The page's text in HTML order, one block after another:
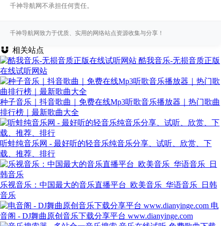
千神导航网不承担任何责任。
千神导航网致力于优质、实用的网络站点资源收集与分享！
相关站点
酷我音乐-无损音质正版
在线试听网站
种子音乐｜抖音歌曲｜免费在线Mp3听歌音乐播放器｜热门歌曲
排行榜｜最新歌曲大全
听蛙纯音乐网 - 最好听的轻音乐纯音乐分享、试听、欣赏、下
载、推荐、排行
乐视音乐：中国最大的音乐直播平台_欧美音乐_华语音乐_日韩
音乐
电
音阁 - DJ舞曲原创音乐下载分享平台 www.dianyinge.com